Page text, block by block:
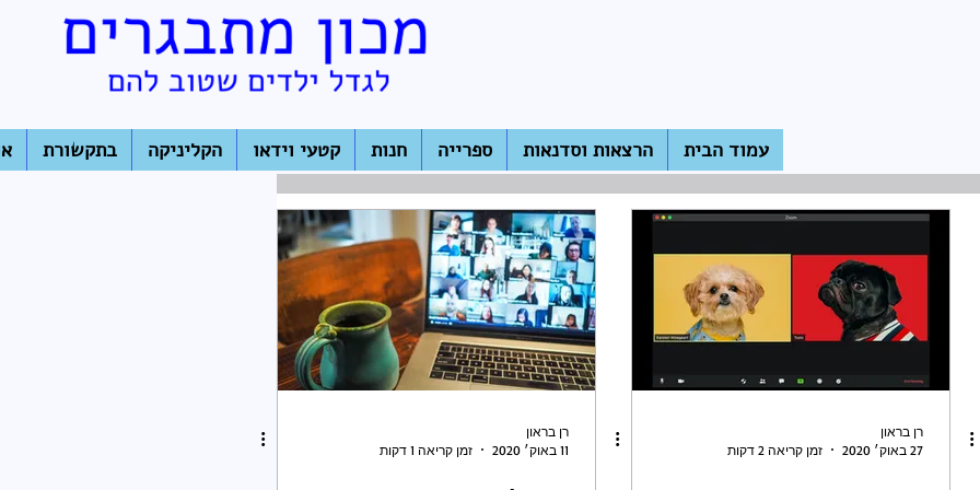
עמוד הבית הרצאות וסדנאות ספרייה חנות קטעי וידאו הקליניקה בתקשורת אלכוהול, סמים ומסיבות נוער
חדר מורים
רן בראון
27 באוק׳ 2020
זמן קריאה 2 דקות
רן בראון
11 באוק׳ 2020
זמן קריאה 1 דקות